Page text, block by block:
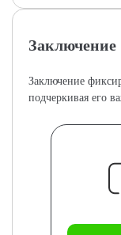
Заключение
Заключение
подчеркивая его